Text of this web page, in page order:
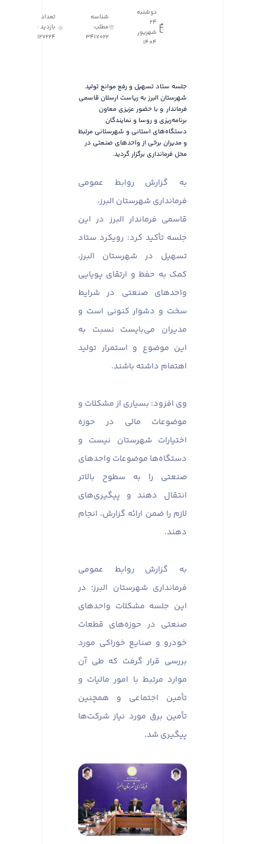
دوشنبه
24
شهریور
1404
شناسه
مطلب:
3417022
تعداد
بازدید :
127224
جلسه ستاد تسهیل و رفع موانع تولید
شهرستان البرز به ریاست ارسلان قاسمی
فرماندار و با حضور عزیزی معاون
برنامه‌ریزی و روسا و نمایندگان
دستگاه‌های استانی و شهرستانی مرتبط
و مدیران برخی از واحدهای صنعتی در
محل فرمانداری برگزار گردید.
به گزارش روابط عمومی
فرمانداری شهرستان البرز،
قاسمی فرماندار البرز در این
جلسه تأکید کرد: رویکرد ستاد
تسهیل در شهرستان البرز،
کمک به حفظ و ارتقای پویایی
واحدهای صنعتی در شرایط
سخت و دشوار کنونی است و
مدیران می‌بایست نسبت به
این موضوع و استمرار تولید
اهتمام داشته باشند.
وی افزود: بسیاری از مشکلات و
موضوعات مالی در حوزه
اختیارات شهرستان نیست و
دستگاه‌ها موضوعات واحدهای
صنعتی را به سطوح بالاتر
انتقال دهند و پیگیری‌های
لازم را ضمن ارائه گزارش، انجام
دهند.
به گزارش روابط عمومی
فرمانداری شهرستان البرز؛ در
این جلسه مشکلات واحدهای
صنعتی در حوزه‌های قطعات
خودرو و صنایع خوراکی مورد
بررسی قرار گرفت که طی آن
موارد مرتبط با امور مالیات و
تأمین اجتماعی و همچنین
تأمین برق مورد نیاز شرکت‌ها
پیگیری شد.